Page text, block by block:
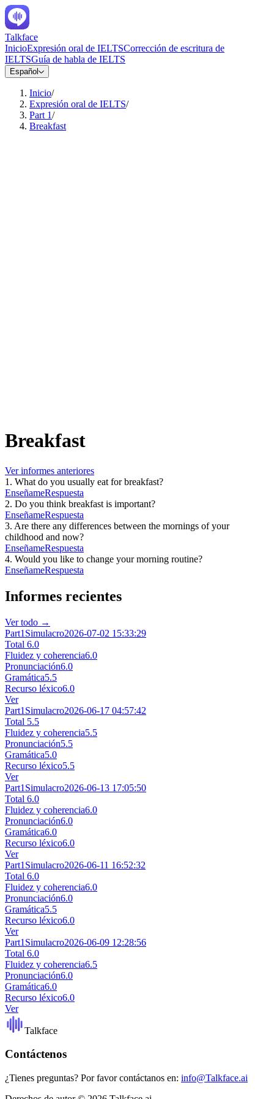
Talkface
InicioExpresión oral de IELTSCorrección de escritura de
IELTSGuía de habla de IELTS
Español
Inicio/
Expresión oral de IELTS/
Part 1/
Breakfast
Breakfast
Ver informes anteriores
1 . What do you usually eat for breakfast?
EnseñameRespuesta
2. Do you think breakfast is important?
EnseñameRespuesta
3. Are there any differences between the mornings of your
childhood and now?
EnseñameRespuesta
4. Would you like to change your morning routine?
EnseñameRespuesta
Informes recientes
Ver todo →
Part1 Simulacro2026-07-02 15:33:29
Total 6.0
Fluidez y coherencia6.0
Pronunciación6.0
Gramática5.5
Recurso léxico6.0
Ver
Part1 Simulacro2026-06-17 04:57:42
Total 5.5
Fluidez y coherencia5.5
Pronunciación5.5
Gramática5.0
Recurso léxico5.5
Ver
Part1 Simulacro2026-06-13 17:05:50
Total 6.0
Fluidez y coherencia6.0
Pronunciación6.0
Gramática6.0
Recurso léxico6.0
Ver
Part1 Simulacro2026-06-11 16:52:32
Total 6.0
Fluidez y coherencia6.0
Pronunciación6.0
Gramática5.5
Recurso léxico6.0
Ver
Part1 Simulacro2026-06-09 12:28:56
Total 6.0
Fluidez y coherencia6.5
Pronunciación6.0
Gramática6.0
Recurso léxico6.0
Ver
Talkface
Contáctenos
¿Tienes preguntas? Por favor contáctanos en: info@Talkface.ai